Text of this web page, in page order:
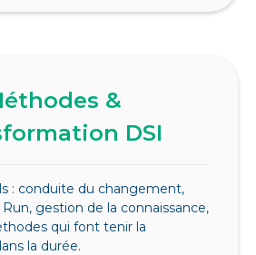
&
DSI
: conduite du changement,
gestion de la connaissance,
qui font tenir la
la durée.